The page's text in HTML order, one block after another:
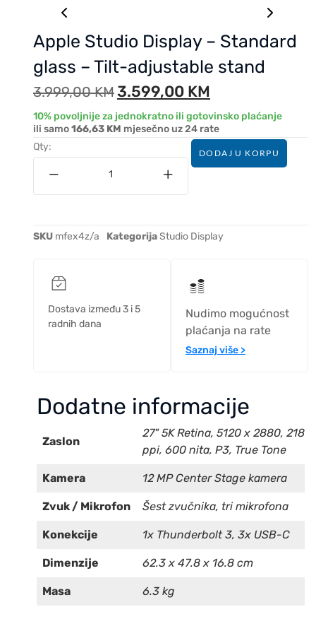
Apple Studio Display – Standard
glass – Tilt-adjustable stand
3.999,00KM3.599,00 KM
10% povoljnije za jednokratno ili gotovinsko plaćanje
ili samo166,63 KM mjesečno uz 24 rate
Qty:
DODAJ U KORPU
SKU mfex4z/a KategorijaStudio Display
Dostava između 3 i 5
radnih dana
Nudimo mogućnost
plaćanja na rate
Saznaj više >
Dodatne informacije
Zaslon
27" 5K Retina, 5120 x 2880, 218
ppi, 600 nita, P3, True Tone
Kamera 12 MP Center Stage kamera
Zvuk / Mikrofon Šest zvučnika, tri mikrofona
Konekcije 1x Thunderbolt 3, 3x USB-C
Dimenzije 62.3 x 47.8 x 16.8 cm
Masa 6.3 kg